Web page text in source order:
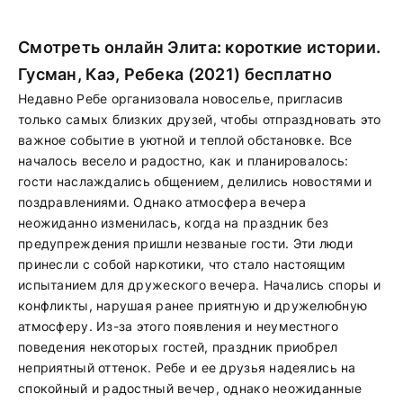
Смотреть онлайн Элита: короткие истории.
Гусман, Каэ, Ребека (2021) бесплатно
Недавно Ребе организовала новоселье, пригласив
только самых близких друзей, чтобы отпраздновать это
важное событие в уютной и теплой обстановке. Все
началось весело и радостно, как и планировалось:
гости наслаждались общением, делились новостями и
поздравлениями. Однако атмосфера вечера
неожиданно изменилась, когда на праздник без
предупреждения пришли незваные гости. Эти люди
принесли с собой наркотики, что стало настоящим
испытанием для дружеского вечера. Начались споры и
конфликты, нарушая ранее приятную и дружелюбную
атмосферу. Из-за этого появления и неуместного
поведения некоторых гостей, праздник приобрел
неприятный оттенок. Ребе и ее друзья надеялись на
спокойный и радостный вечер, однако неожиданные